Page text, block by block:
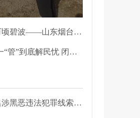
抚海上风浪，守万顷碧波——山东烟台把矛盾化解在微澜未起时
进中心·解纠纷丨一“管”到底解民忧 闭环调处化纠纷
广东公安公开征集涉黑恶违法犯罪线索，26个举报电话公布